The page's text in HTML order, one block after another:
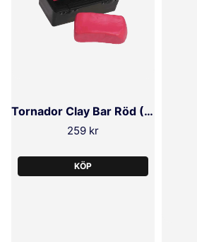
Tornador Clay Bar Röd (Aggressiv)
259 kr
KÖP